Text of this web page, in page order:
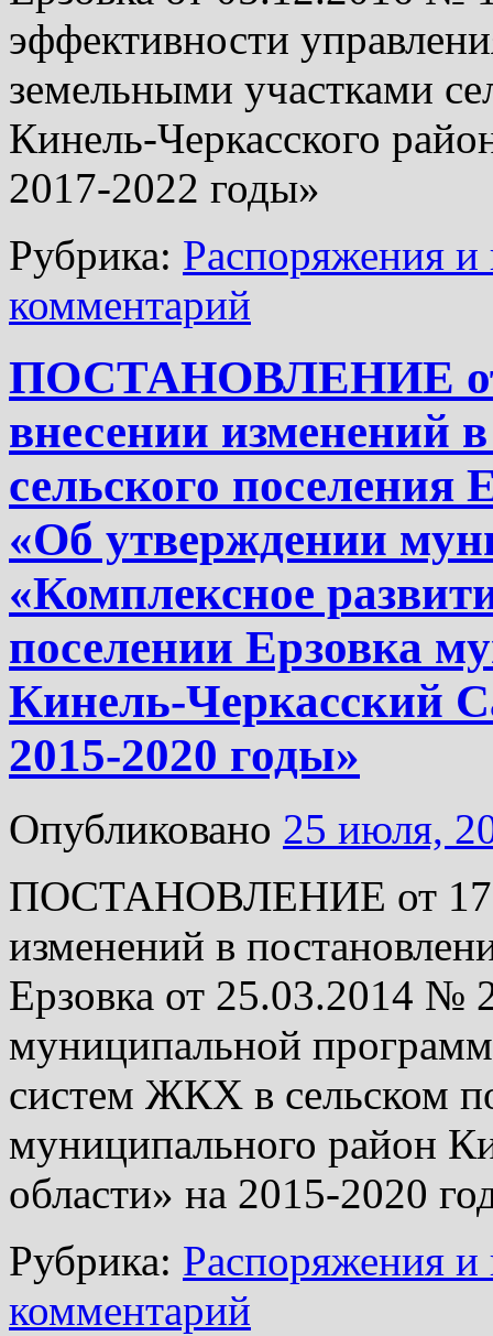
эффективности
земельными участками
Кинель-Черкасского
2017-2022 годы»
Рубрика: Распоряжения и
комментарий
ПОСТАНОВЛЕНИЕ от
внесении изменений
сельского поселения
«Об утверждении
«Комплексное
поселении Ерзовка
Кинель-Черкасский
2015-2020 годы»
Опубликовано 25 июля,
ПОСТАНОВЛЕНИЕ от
изменений в
Ерзовка от 25.03.2014 №
муниципальной
систем ЖКХ в сельском
муниципального район
области» на 2015-2020
Рубрика: Распоряжения и
комментарий